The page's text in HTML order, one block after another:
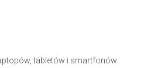
tabletów i smartfonów.